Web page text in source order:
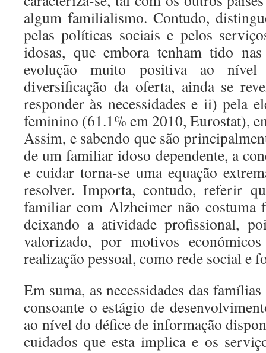
algum familialismo. Contudo,
pelas políticas sociais e pelos
idosas, que embora tenham tido
evolução muito positiva ao
diversificação da oferta, ainda se
responder às necessidades e ii) pela
feminino (61.1% em 2010, Eurostat),
Assim, e sabendo que são
de um familiar idoso dependente, a
e cuidar torna-se uma equação
resolver. Importa, contudo, referir
familiar com Alzheimer não costuma
deixando a atividade profissional,
valorizado, por motivos
realização pessoal, como rede social e
Em suma, as necessidades das
consoante o estágio de
ao nível do défice de informação
cuidados que esta implica e os